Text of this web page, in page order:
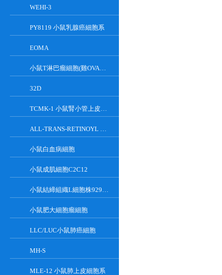
WEHI-3
PY8119 小鼠乳腺癌細胞系
EOMA
小鼠T淋巴瘤細胞(雞OVA基因修飾)
32D
TCMK-1 小鼠腎小管上皮細胞系
ALL-TRANS-RETINOYL B-GLUCURONIDE
小鼠白血病細胞
小鼠成肌細胞C2C12
小鼠結締組織L細胞株929克隆
小鼠肥大細胞瘤細胞
LLC/LUC小鼠肺癌細胞
MH-S
MLE-12 小鼠肺上皮細胞系